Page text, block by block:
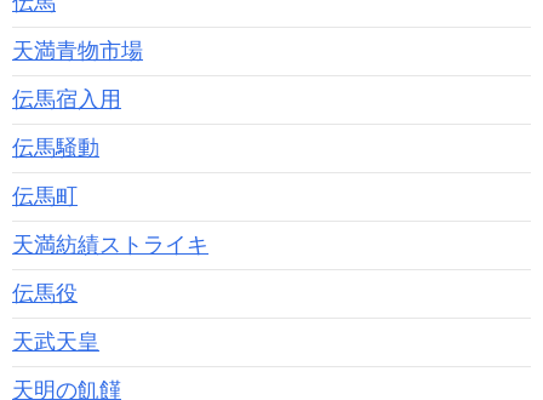
天満青物市場
伝馬宿入用
伝馬騒動
伝馬町
天満紡績ストライキ
伝馬役
天武天皇
天明の飢饉